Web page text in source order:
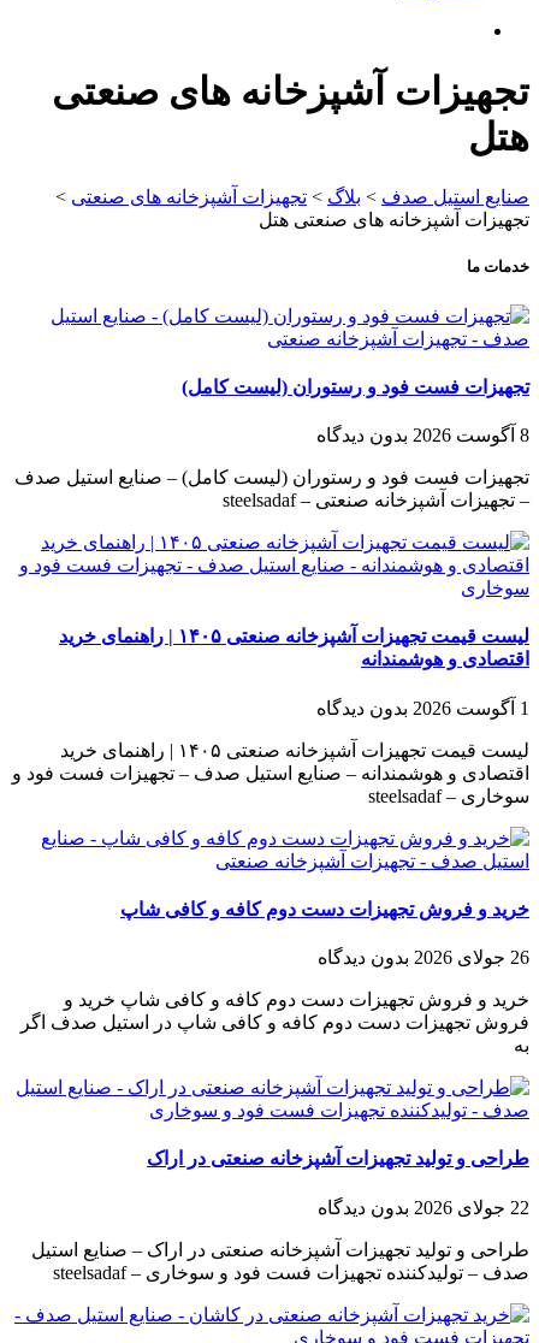
تجهیزات آشپزخانه های صنعتی
هتل
صنایع استیل صدف > بلاگ > تجهیزات آشپزخانه های صنعتی >
تجهیزات آشپزخانه های صنعتی هتل
خدمات ما
تجهیزات فست فود و رستوران (لیست کامل)
8 آگوست 2026 بدون دیدگاه
تجهیزات فست فود و رستوران (لیست کامل) – صنایع استیل صدف
– تجهیزات آشپزخانه صنعتی – steelsadaf
لیست قیمت تجهیزات آشپزخانه صنعتی ۱۴۰۵ | راهنمای خرید
اقتصادی و هوشمندانه
1 آگوست 2026 بدون دیدگاه
لیست قیمت تجهیزات آشپزخانه صنعتی ۱۴۰۵ | راهنمای خرید
اقتصادی و هوشمندانه – صنایع استیل صدف – تجهیزات فست فود و
سوخاری – steelsadaf
خرید و فروش تجهیزات دست دوم کافه و کافی شاپ
26 جولای 2026 بدون دیدگاه
خرید و فروش تجهیزات دست دوم کافه و کافی شاپ خرید و
فروش تجهیزات دست دوم کافه و کافی شاپ در استیل صدف اگر
به
طراحی و تولید تجهیزات آشپزخانه صنعتی در اراک
22 جولای 2026 بدون دیدگاه
طراحی و تولید تجهیزات آشپزخانه صنعتی در اراک – صنایع استیل
صدف – تولیدکننده تجهیزات فست فود و سوخاری – steelsadaf